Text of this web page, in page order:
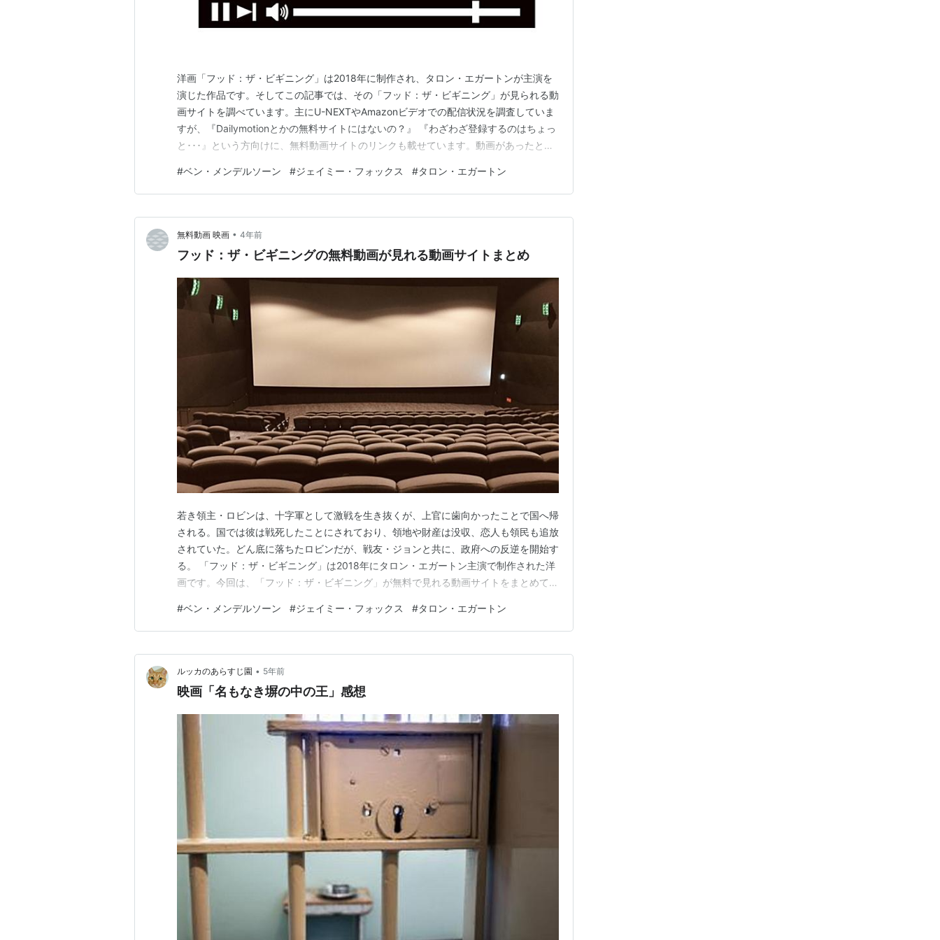
洋画「フッド：ザ・ビギニング」は2018年に制作され、タロン・エガートンが主演を
演じた作品です。そしてこの記事では、その「フッド：ザ・ビギニング」が見られる動
画サイトを調べています。主にU-NEXTやAmazonビデオでの配信状況を調査していま
すが、『Dailymotionとかの無料サイトにはないの？』 『わざわざ登録するのはちょっ
と･･･』という方向けに、無料動画サイトのリンクも載せています。動画があったとし
トでも動画を探してみてください。1.「フッド：ザ・ビギニング」を無料サイトで探す
無料サイトで探す場合は以下の…
#ベン・メンデルソーン #ジェイミー・フォックス #タロン・エガートン
無料動画 映画 • 4年前
フッド：ザ・ビギニングの無料動画が見れる動画サイトまとめ
若き領主・ロビンは、十字軍として激戦を生き抜くが、上官に歯向かったことで国へ帰
される。国では彼は戦死したことにされており、領地や財産は没収、恋人も領民も追放
されていた。どん底に落ちたロビンだが、戦友・ジョンと共に、政府への反逆を開始す
る。 「フッド：ザ・ビギニング」は2018年にタロン・エガートン主演で制作された洋
画です。今回は、「フッド：ザ・ビギニング」が無料で見れる動画サイトをまとめてい
に見つからないと思います。昔よりも違法アップロード動画の取り締まりがずっと厳し
くなってますからね。※私は時間をムダにするのが大嫌…
#ベン・メンデルソーン #ジェイミー・フォックス #タロン・エガートン
ルッカのあらすじ園 • 5年前
映画「名もなき塀の中の王」感想